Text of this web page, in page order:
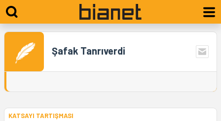
Şafak Tanrıverdi
KATSAYI TARTIŞMASI